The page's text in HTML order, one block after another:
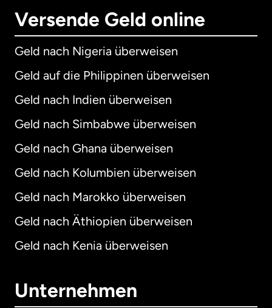
Versende Geld online
Geld nach Nigeria überweisen
Geld auf die Philippinen überweisen
Geld nach Indien überweisen
Geld nach Simbabwe überweisen
Geld nach Ghana überweisen
Geld nach Kolumbien überweisen
Geld nach Marokko überweisen
Geld nach Äthiopien überweisen
Geld nach Kenia überweisen
Unternehmen